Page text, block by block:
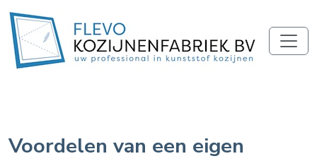
Voordelen van een eigen